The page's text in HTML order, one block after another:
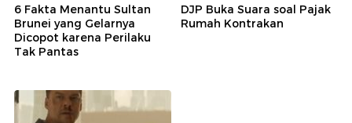
6 Fakta Menantu Sultan
Brunei yang Gelarnya
Dicopot karena Perilaku
Tak Pantas
DJP Buka Suara soal Pajak
Rumah Kontrakan